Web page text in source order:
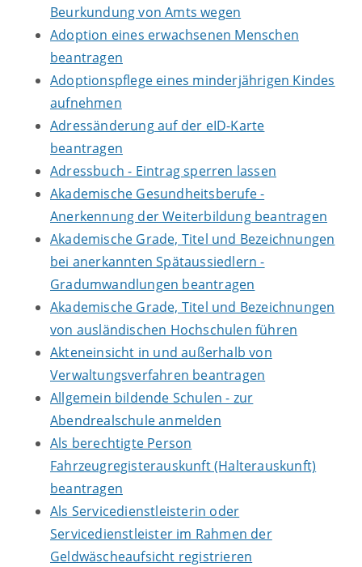
Beurkundung von Amts wegen
Adoption eines erwachsenen Menschen
beantragen
Adoptionspflege eines minderjährigen Kindes
aufnehmen
Adressänderung auf der eID-Karte
beantragen
Adressbuch - Eintrag sperren lassen
Akademische Gesundheitsberufe -
Anerkennung der Weiterbildung beantragen
Akademische Grade, Titel und Bezeichnungen
bei anerkannten Spätaussiedlern -
Gradumwandlungen beantragen
Akademische Grade, Titel und Bezeichnungen
von ausländischen Hochschulen führen
Akteneinsicht in und außerhalb von
Verwaltungsverfahren beantragen
Allgemein bildende Schulen - zur
Abendrealschule anmelden
Als berechtigte Person
Fahrzeugregisterauskunft (Halterauskunft)
beantragen
Als Servicedienstleisterin oder
Servicedienstleister im Rahmen der
Geldwäscheaufsicht registrieren